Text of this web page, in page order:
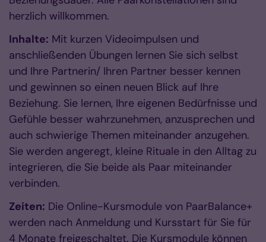
herzlich willkommen.
Inhalte: Mit kurzen Videoimpulsen und
anschließenden Übungen lernen Sie sich selbst
und Ihre Partnerin/ Ihren Partner besser kennen
und gewinnen so einen neuen Blick auf Ihre
Beziehung. Sie lernen, Ihre eigenen Bedürfnisse und
Gefühle besser wahrzunehmen, anzusprechen und
auch schwierige Themen miteinander anzugehen.
Sie werden angeregt, kleine Rituale in den Alltag zu
integrieren, die Sie beide als Paar miteinander
verbinden.
Zeiten: Die Online-Kursmodule von PaarBalance+
werden nach Anmeldung und Kursstart für Sie für
4 Monate freigeschaltet. Die Kursmodule können